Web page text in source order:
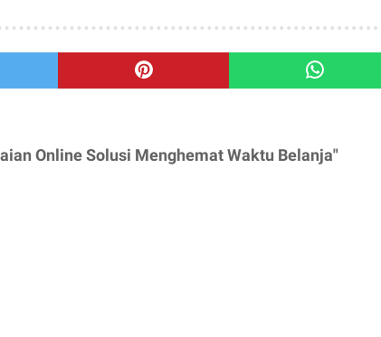
Online Solusi Menghemat Waktu Belanja"